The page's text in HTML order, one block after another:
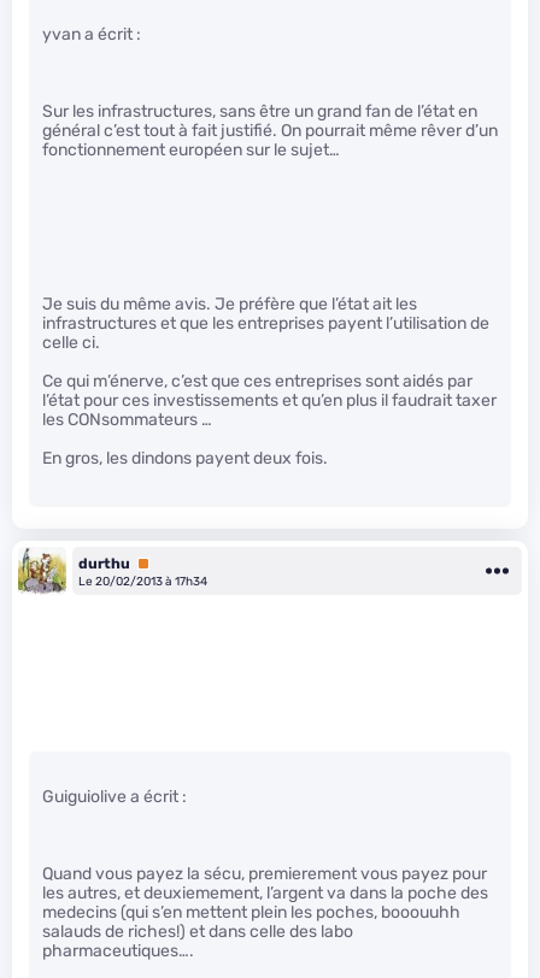
yvan a écrit :
Sur les infrastructures, sans être un grand fan de l’état en
général c’est tout à fait justifié. On pourrait même rêver d’un
fonctionnement européen sur le sujet…
Je suis du même avis. Je préfère que l’état ait les
infrastructures et que les entreprises payent l’utilisation de
celle ci.
Ce qui m’énerve, c’est que ces entreprises sont aidés par
l’état pour ces investissements et qu’en plus il faudrait taxer
les CONsommateurs …
En gros, les dindons payent deux fois.
durthu
Premium
Le 20/02/2013 à 17h34
Guiguiolive a écrit :
Quand vous payez la sécu, premierement vous payez pour
les autres, et deuxiemement, l’argent va dans la poche des
medecins (qui s’en mettent plein les poches, booouuhh
salauds de riches!) et dans celle des labo
pharmaceutiques….